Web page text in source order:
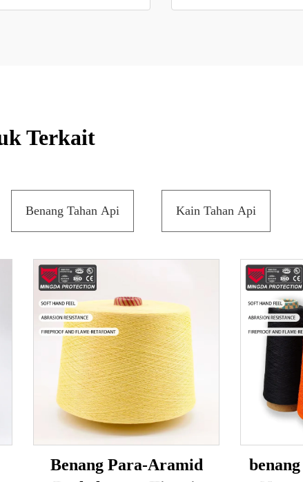
Terkait
Benang Tahan Api Kain Tahan Api
Benang Para-Aramid